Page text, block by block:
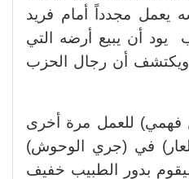
يعمل مجدداً أمام فريد
أن يبيع أرضه التي
ويكتشف أن رجال الحزب
(حسين فهمي) للعمل مرة أخرى
في (جري الوحوش)
ليقوم بدور الطبيب خفيف